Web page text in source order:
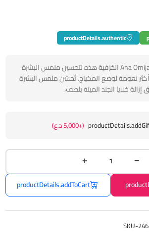
productDetails.authentic
صُممت وسادة تقشير Aha Omija الخزفية هذه لتحسين ملمس البشرة
نعومة لوضع المكياج. تُحسّن ملمس البشرة
(+5,000 د.ع)
productDetails.addToCart
SKU-